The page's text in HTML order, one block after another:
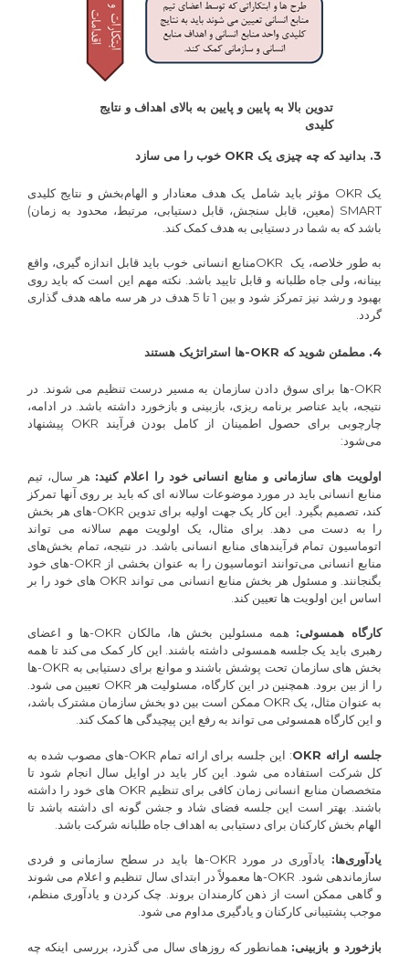
تدوین بالا به پایین و پایین به بالای اهداف و نتایج
کلیدی
3. بدانید که چه چیزی یک OKR خوب را می سازد
یک OKR مؤثر باید شامل یک هدف معنادار و الهام‌بخش و نتایج کلیدی
SMART (معین، قابل سنجش، قابل دستیابی، مرتبط، محدود به زمان)
باشد که به شما در دستیابی به هدف کمک کند.
به طور خلاصه، یک OKRمنابع انسانی خوب باید قابل اندازه گیری، واقع
بینانه، ولی جاه طلبانه و قابل تایید باشد. نکته مهم این است که باید روی
بهبود و رشد نیز تمرکز شود و بین 1 تا 5 هدف در هر سه ماهه هدف گذاری
گردد.
4. مطمئن شوید که OKR-ها استراتژیک هستند
OKR-ها برای سوق دادن سازمان به مسیر درست تنظیم می شوند. در
نتیجه، باید عناصر برنامه ریزی، بازبینی و بازخورد داشته باشد. در ادامه،
چارچوبی برای حصول اطمینان از کامل بودن فرآیند OKR پیشنهاد
می‌شود:
اولویت های سازمانی و منابع انسانی خود را اعلام کنید: هر سال، تیم
منابع انسانی باید در مورد موضوعات سالانه ای که باید بر روی آنها تمرکز
کند، تصمیم بگیرد. این کار یک جهت اولیه برای تدوین OKR-های هر بخش
را به دست می دهد. برای مثال، یک اولویت مهم سالانه می تواند
اتوماسیون تمام فرآیندهای منابع انسانی باشد. در نتیجه، تمام بخش‌های
منابع انسانی می‌توانند اتوماسیون را به عنوان بخشی از OKR‌-های خود
بگنجانند. و مسئول هر بخش منابع انسانی می تواند OKR های خود را بر
اساس این اولویت ها تعیین کند.
کارگاه همسوئی:
همه مسئولین بخش ها، مالکان OKR-ها و اعضای
رهبری باید یک جلسه همسوئی داشته باشند. این کار کمک می کند تا همه
بخش های سازمان تحت پوشش باشند و موانع برای دستیابی به OKR-ها
را از بین برود. همچنین در این کارگاه، مسئولیت هر OKR تعیین می شود.
به عنوان مثال، یک OKR ممکن است بین دو بخش سازمان مشترک باشد،
و این کارگاه همسوئی می تواند به رفع این پیچیدگی ها کمک کند.
جلسه ارائه OKR
: این جلسه برای ارائه تمام OKR-های مصوب شده به
کل شرکت استفاده می شود. این کار باید در اوایل سال انجام شود تا
متخصصان منابع انسانی زمان کافی برای تنظیم OKR های خود را داشته
باشند. بهتر است این جلسه فضای شاد و جشن گونه ای داشته باشد تا
الهام بخش کارکنان برای دستیابی به اهداف جاه طلبانه شرکت باشد.
یادآوری‌ها:
یادآوری در مورد OKR-ها باید در سطح سازمانی و فردی
سازماندهی شود. OKR-ها معمولاً در ابتدای سال تنظیم و اعلام می شوند
و گاهی ممکن است از ذهن کارمندان بروند. چک کردن و یادآوری منظم،
موجب پشتیبانی کارکنان و یادگیری مداوم می شود.
بازخورد و بازبینی: همانطور که روزهای سال می گذرد، بررسی اینکه چه